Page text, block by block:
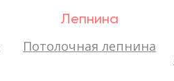
Лепнина
Потолочная лепнина